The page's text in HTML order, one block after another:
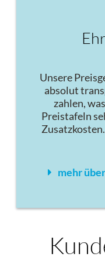
Unsere
absolut
zahlen,
Preistafeln
mehr